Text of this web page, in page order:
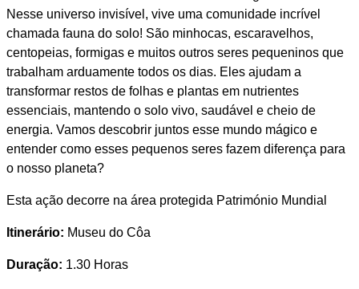
Nesse universo invisível, vive uma comunidade incrível
chamada fauna do solo! São minhocas, escaravelhos,
centopeias, formigas e muitos outros seres pequeninos que
trabalham arduamente todos os dias. Eles ajudam a
transformar restos de folhas e plantas em nutrientes
essenciais, mantendo o solo vivo, saudável e cheio de
energia. Vamos descobrir juntos esse mundo mágico e
entender como esses pequenos seres fazem diferença para
o nosso planeta?
Esta ação decorre na área protegida Património Mundial
Itinerário: Museu do Côa
Duração: 1.30 Horas